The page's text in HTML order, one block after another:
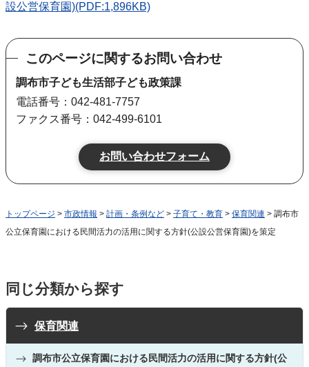
設公営保育園)(PDF:1,896KB)
このページに関するお問い合わせ
調布市子ども生活部子ども政策課
電話番号：042-481-7757
ファクス番号：042-499-6101
トップページ > 市政情報 > 計画・条例など > 子育て・教育 > 保育関連 > 調布市
公立保育園における民間活力の活用に関する方針(公設公営保育園)を策定
同じ分類から探す
保育関連
調布市公立保育園における民間活力の活用に関する方針(公